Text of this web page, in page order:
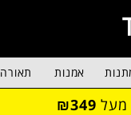
אמנות תאורה
מעל ₪349